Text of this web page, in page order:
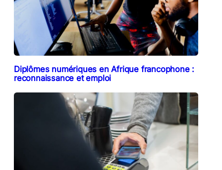
Diplômes numériques en Afrique francophone :
reconnaissance et emploi